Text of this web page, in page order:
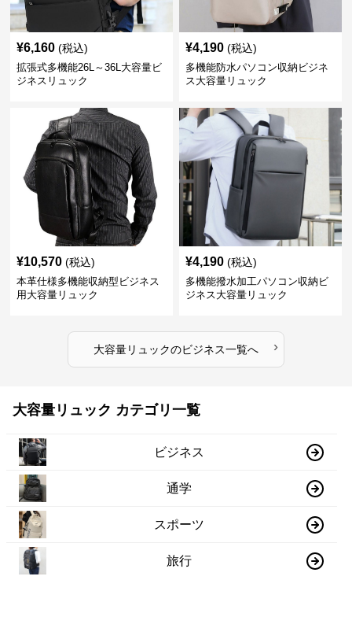
¥6,160 (税込)
拡張式多機能26L～36L大容量ビ
ジネスリュック
¥4,190 (税込)
多機能防水パソコン収納ビジネ
ス大容量リュック
¥10,570 (税込)
本革仕様多機能収納型ビジネス
用大容量リュック
¥4,190 (税込)
多機能撥水加工パソコン収納ビ
ジネス大容量リュック
大容量リュックのビジネス一覧へ ›
大容量リュック カテゴリ一覧
ビジネス
通学
スポーツ
旅行